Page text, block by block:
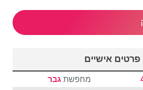
פרטים אישיים
מחפשת גבר